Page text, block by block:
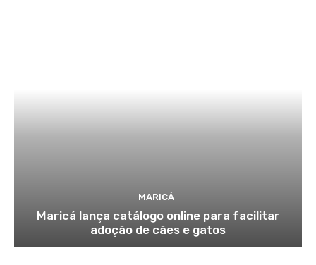
MARICÁ
Maricá lança catálogo online para facilitar
adoção de cães e gatos